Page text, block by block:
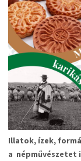
Illatok, ízek,
a